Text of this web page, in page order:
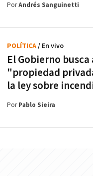
PorAndrés Sanguinetti
El Gobierno
"propiedad
la ley sobre
POLÍTICA/ En vivo
PorPablo Sieira